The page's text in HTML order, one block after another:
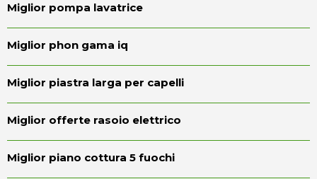
Miglior pompa lavatrice
Miglior phon gama iq
Miglior piastra larga per capelli
Miglior offerte rasoio elettrico
Miglior piano cottura 5 fuochi